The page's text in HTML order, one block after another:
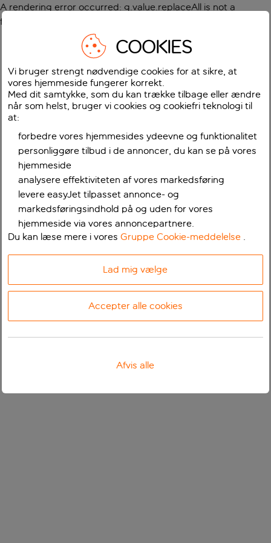
A rendering error occurred: g.value.replaceAll is not a
function
COOKIES
Vi bruger strengt nødvendige cookies for at sikre, at
vores hjemmeside fungerer korrekt.
Med dit samtykke, som du kan trække tilbage eller ændre
når som helst, bruger vi cookies og cookiefri teknologi til
at:
forbedre vores hjemmesides ydeevne og funktionalitet
personliggøre tilbud i de annoncer, du kan se på vores
hjemmeside
analysere effektiviteten af vores markedsføring
levere easyJet tilpasset annonce- og
markedsføringsindhold på og uden for vores
hjemmeside via vores annoncepartnere.
Du kan læse mere i voresGruppe Cookie-meddelelse .
Lad mig vælge
Accepter alle cookies
Afvis alle